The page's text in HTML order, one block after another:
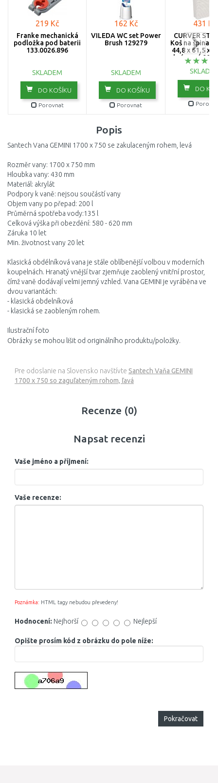
219 Kč
Franke mechanická
podložka pod baterii
133.0026.896
SKLADEM
DO KOŠÍKU
Porovnat
162 Kč
VILEDA WC set Power
Brush 129279
SKLADEM
DO KOŠÍKU
Porovnat
431 Kč
CURVER
Koš na
44,8 x 61,5 x
krémový
DO
Popis
Santech Vana GEMINI 1700 x 750 se zakulaceným rohem, levá
Rozměr vany: 1700 x 750 mm
Hloubka vany: 430 mm
Materiál: akrylát
Podpory k vaně: nejsou součástí vany
Objem vany po přepad: 200 l
Průměrná spotřeba vody:135 l
Celková výška při obezdění: 580 - 620 mm
Záruka 10 let
Min. životnost vany 20 let
Klasická obdélníková vana je stále oblíbenější volbou v moderních
koupelnách. Hranatý vnější tvar zjemňuje zaoblený vnitřní prostor,
čímž vaně dodávají velmi jemný vzhled. Vana GEMINI je vyráběna ve
dvou variantách:
- klasická obdelníková
- klasická se zaobleným rohem.
Ilustrační foto
Obrázky se mohou lišit od originálního produktu/položky.
Pre odoslanie na Slovensko navštívte Santech Vaňa GEMINI
1700 x 750 so zaguľateným rohom, ľavá
Recenze (0)
Napsat recenzi
Vaše jméno a příjmení:
Vaše recenze:
Poznámka: HTML tagy nebudou převedeny!
Hodnocení: Nejhorší Nejlepší
Opište prosím kód z obrázku do pole níže:
Pokračovat